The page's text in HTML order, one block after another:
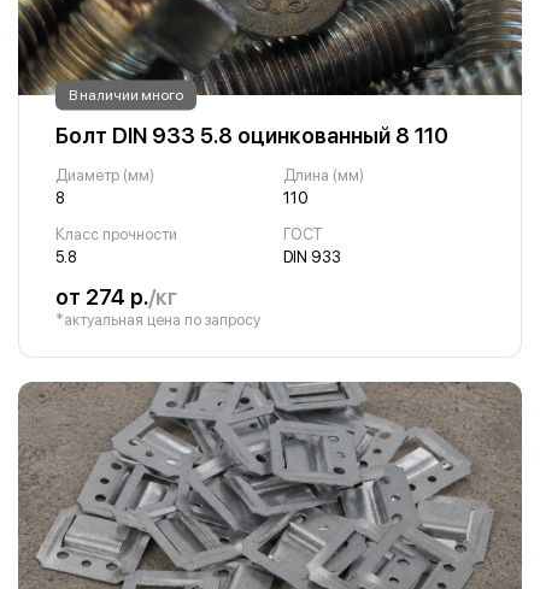
В наличии много
Болт DIN 933 5.8 оцинкованный 8 110
Диаметр (мм)
8
Длина (мм)
110
Класс прочности
5.8
ГОСТ
DIN 933
от 274 р./кг
*актуальная цена по запросу